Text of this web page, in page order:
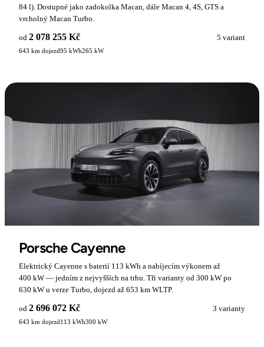
84 l). Dostupné jako zadokolka Macan, dále Macan 4, 4S, GTS a
vrcholný Macan Turbo.
od 2 078 255 Kč 5 variant
643 km dojezd95 kWh265 kW
Porsche Cayenne
Elektrický Cayenne s baterií 113 kWh a nabíjecím výkonem až
400 kW — jedním z nejvyšších na trhu. Tři varianty od 300 kW po
630 kW u verze Turbo, dojezd až 653 km WLTP.
od 2 696 072 Kč 3 varianty
643 km dojezd113 kWh300 kW